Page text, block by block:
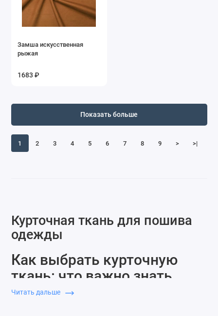
Замша искусственная
рыжая
1683 ₽
1 2 3 4 5 6 7 8 9 > >|
Показать больше
Курточная ткань для пошива
одежды
Как выбрать курточную
ткань: что важно знать
перед покупкой
Читать дальше